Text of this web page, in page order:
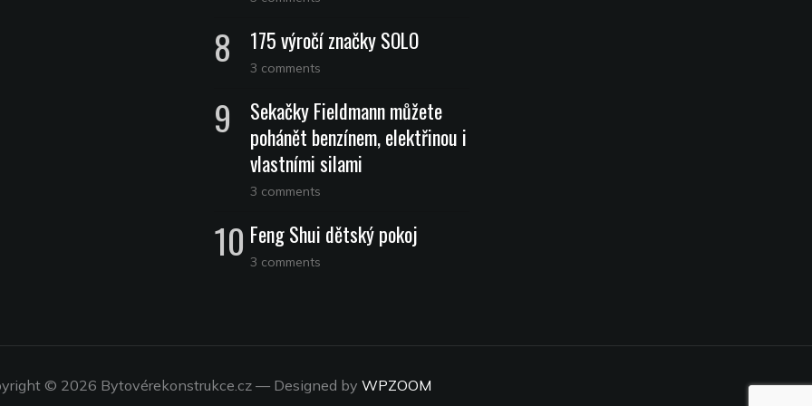
175 výročí značky SOLO
3 comments
Sekačky Fieldmann můžete
pohánět benzínem, elektřinou i
vlastními silami
3 comments
Feng Shui dětský pokoj
3 comments
© 2026 Bytovérekonstrukce.cz — Designed by WPZOOM